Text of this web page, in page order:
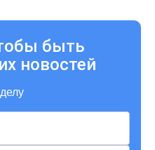
быть
новостей